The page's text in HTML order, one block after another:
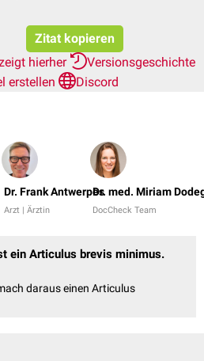
Zitat kopieren
hierher
Versionsgeschichte
erstellen
Discord
Dr. Frank Antwerpes
Arzt | Ärztin
Dr. med. Miriam
DocCheck Team
ein Articulus brevis minimus.
daraus einen Articulus